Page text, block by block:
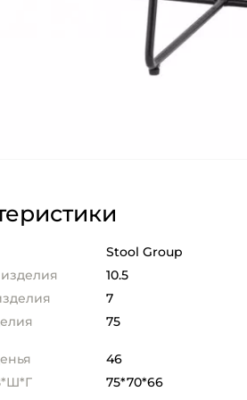
Stool Group
10.5
7
75
46
75*70*66